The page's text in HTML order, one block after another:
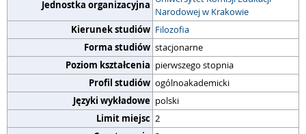
Jednostka organizacyjna
Narodowej w Krakowie
Kierunek studiów Filozofia
Forma studiów stacjonarne
Poziom kształcenia pierwszego stopnia
Profil studiów ogólnoakademicki
Języki wykładowe polski
Limit miejsc 2